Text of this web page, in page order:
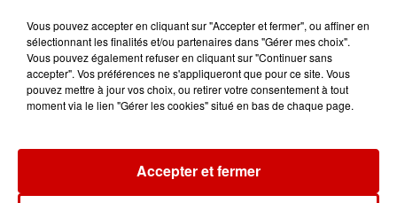
Jeux Voir plus
festival Marché Gourmand 2026
à Coulon !
Vous pouvez accepter en cliquant sur "Accepter et fermer", ou affiner en
sélectionnant les finalités et/ou partenaires dans "Gérer mes choix".
Vous pouvez également refuser en cliquant sur "Continuer sans
accepter". Vos préférences ne s'appliqueront que pour ce site. Vous
pouvez mettre à jour vos choix, ou retirer votre consentement à tout
moment via le lien "Gérer les cookies" situé en bas de chaque page.
Accepter et fermer